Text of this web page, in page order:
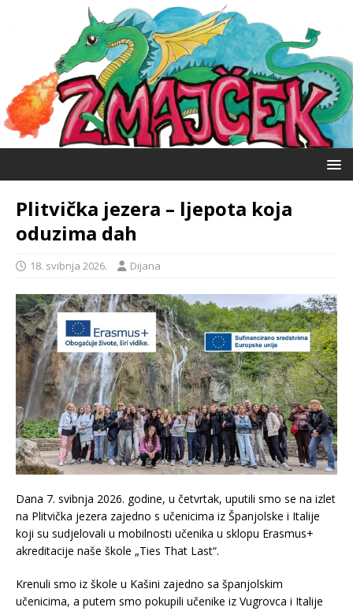
Plitvička jezera – ljepota koja
oduzima dah
18. svibnja 2026. Dijana
Dana 7. svibnja 2026. godine, u četvrtak, uputili smo se na izlet
na Plitvička jezera zajedno s učenicima iz Španjolske i Italije
koji su sudjelovali u mobilnosti učenika u sklopu Erasmus+
akreditacije naše škole „Ties That Last“.
Krenuli smo iz škole u Kašini zajedno sa španjolskim
učenicima, a putem smo pokupili učenike iz Vugrovca i Italije